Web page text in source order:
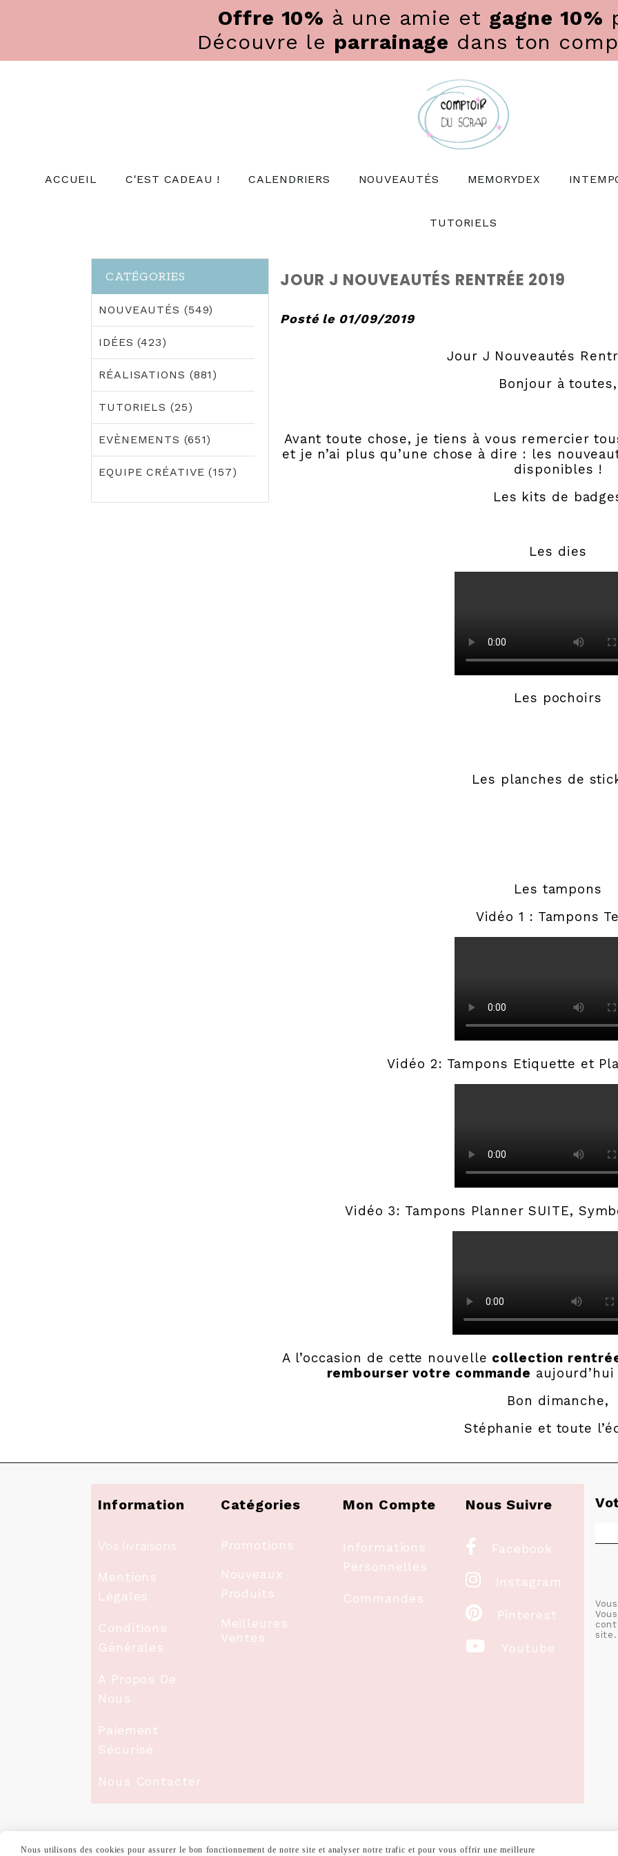
Offre 10% à une amie et gagne 10%
Découvre le parrainage dans ton
ACCUEIL C'EST CADEAU ! CALENDRIERS NOUVEAUTÉS MEMORYDEX
TUTORIELS
JOUR J NOUVEAUTÉS RENTRÉE 2019
Posté le 01/09/2019
Jour J Nouveautés
Bonjour à toutes,
Avant toute chose, je tiens à vous remercier
et je n’ai plus qu’une chose à dire : les
disponibles !
Les kits de
Les dies
Les pochoirs
Les planches de
Les tampons
Vidéo 1 : Tampons
Vidéo 2: Tampons Etiquette et
Vidéo 3: Tampons Planner SUITE,
A l’occasion de cette nouvelle collection
rembourser votre commande
Bon dimanche,
Stéphanie et toute
CATÉGORIES
NOUVEAUTÉS (549)
IDÉES (423)
RÉALISATIONS (881)
TUTORIELS (25)
EVÈNEMENTS (651)
EQUIPE CRÉATIVE (157)
Information
Vos livraisons
Mentions
Légales
Conditions
Générales
A Propos De
Nous
Paiement
Sécurisé
Nous Contacter
Catégories
Promotions
Nouveaux
Produits
Meilleures
Ventes
Mon Compte
Informations
Personnelles
Commandes
Nous Suivre
 Facebook
 Instagram
 Pinterest
 Youtube
site.
MENTIONS LÉGALES CONDITIONS GÉNÉRALES DE VENTE POLITIQUE DE CONFIDENTIALITÉ
Nous utilisons des cookies pour assurer le bon fonctionnement de notre site et analyser notre trafic et pour vous offrir une meilleure